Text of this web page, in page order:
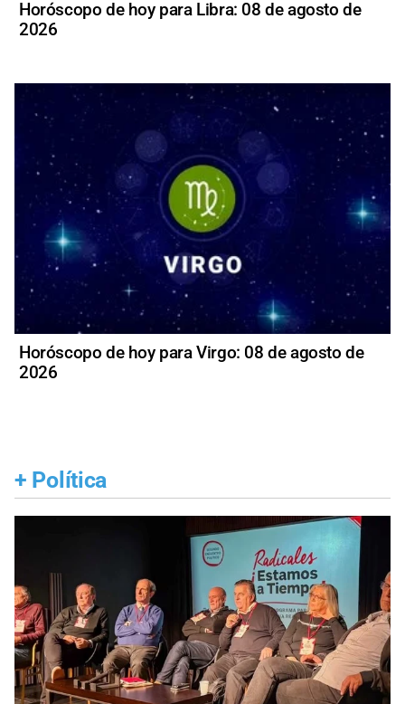
Horóscopo de hoy para Libra: 08 de agosto de
2026
Horóscopo de hoy para Virgo: 08 de agosto de
2026
+ Política